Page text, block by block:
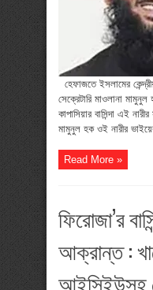
হেফাজতে ইসলামের
সেক্রেটারি মাওলানা
কাপাসিয়ার বাসিন্দা এই
মামুনুল হক ওই নারীর
Read More »
ফিরোজা’র
আক্রান্ত :
আইসিইউসহ